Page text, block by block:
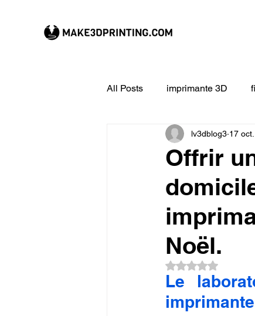
All Posts imprimante 3D
CREALITY imprimante 3D
Filament 3D Formation
impression 3D en ligne
Commerce en Franchise
Offrir
Noël.
lv3dblog3 17
Noté NaN étoiles
Le